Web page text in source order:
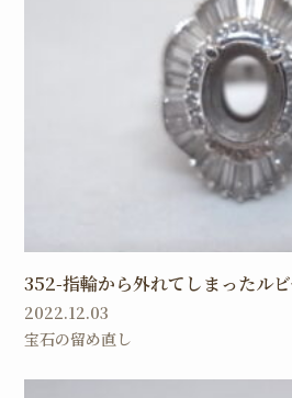
352-指輪から外れてしまったル
2022.12.03
宝石の留め直し